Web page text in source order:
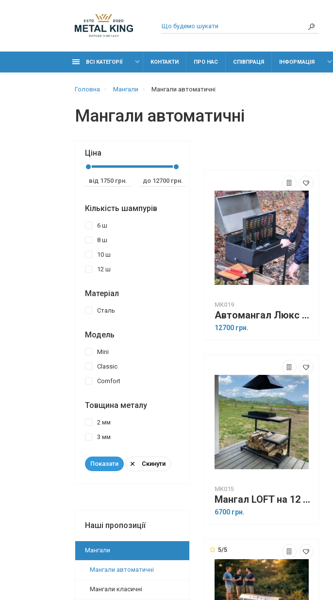
ВСІ КАТЕГОРІЇ КОНТАКТИ ПРО НАС СПІВПРАЦЯ ІНФОРМАЦІЯ
Головна Мангали Мангали автоматичні
Мангали автоматичні
Ціна
Кількість шампурів
6 ш
8 ш
10 ш
12 ш
Матеріал
Сталь
Модель
Mini
Classic
Comfort
Товщина металу
2 мм
3 мм
Показати Скинути
Наші пропозиції
Мангали
Мангали автоматичні
Мангали класичні
MK019
Автомангал Люкс на 8 шампурів з механізмом перевороту сітки
12700 грн.
MK015
Мангал LOFT на 12 шампурів
6700 грн.
5/5